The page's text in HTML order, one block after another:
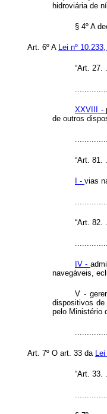
hidroviária de
§ 4º A
Art. 6º A Lei nº
“Art.
XXVIII -
de outros
“Art.
I - vias
“Art.
IV -
navegáveis,
V -
dispositivos de
pelo Ministério
Art. 7º O art. 33 da
“Art.